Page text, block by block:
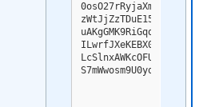
S7mWwosm9U0yqISbaiYwIk=